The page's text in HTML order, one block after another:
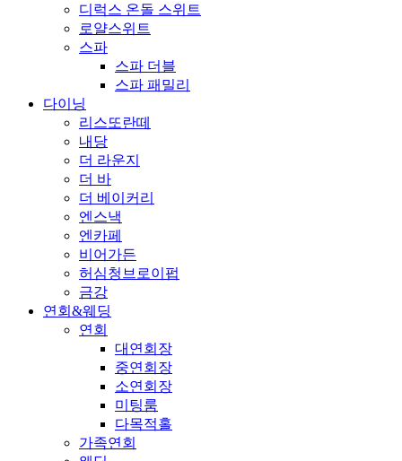
디럭스 온돌 스위트
로얄스위트
스파
스파 더블
스파 패밀리
다이닝
리스또란떼
내당
더 라운지
더 바
더 베이커리
엔스낵
엔카페
비어가든
허심청브로이펍
금강
연회&웨딩
연회
대연회장
중연회장
소연회장
미팅룸
다목적홀
가족연회